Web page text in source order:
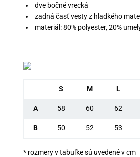
dve bočné vrecká
zadná časť vesty z hladkého
materiál: 80% polyester, 20%
S M L
A 58 60 62
B 50 52 53
* rozmery v tabuľke sú uvedené v cm